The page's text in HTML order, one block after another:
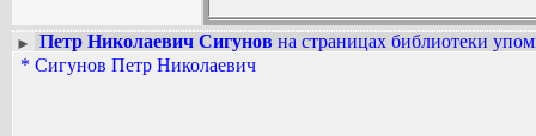
Вадим Ершов...
► Петр Николаевич Сигунов на страницах библиотеки
* Сигунов Петр Николаевич